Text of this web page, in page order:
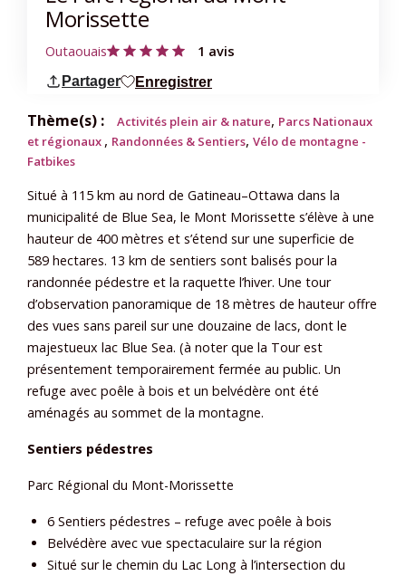
Morissette
Outaouais 1 avis
Partager Enregistrer
Thème(s) : Activités plein air & nature, Parcs Nationaux
et régionaux , Randonnées & Sentiers, Vélo de montagne -
Fatbikes
Situé à 115 km au nord de Gatineau–Ottawa dans la
municipalité de Blue Sea, le Mont Morissette s’élève à une
hauteur de 400 mètres et s’étend sur une superficie de
589 hectares. 13 km de sentiers sont balisés pour la
randonnée pédestre et la raquette l’hiver. Une tour
d’observation panoramique de 18 mètres de hauteur offre
des vues sans pareil sur une douzaine de lacs, dont le
majestueux lac Blue Sea. (à noter que la Tour est
présentement temporairement fermée au public. Un
refuge avec poêle à bois et un belvédère ont été
aménagés au sommet de la montagne.
Sentiers pédestres
Parc Régional du Mont-Morissette
6 Sentiers pédestres – refuge avec poêle à bois
Belvédère avec vue spectaculaire sur la région
Situé sur le chemin du Lac Long à l’intersection du